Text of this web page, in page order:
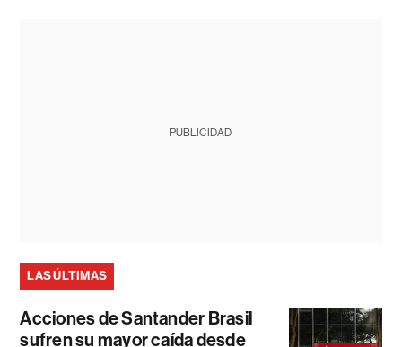
PUBLICIDAD
LAS ÚLTIMAS
Acciones de Santander Brasil
sufren su mayor caída desde